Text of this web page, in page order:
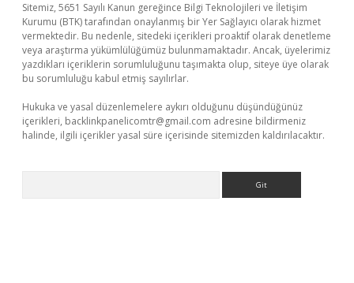
Sitemiz, 5651 Sayılı Kanun gereğince Bilgi Teknolojileri ve İletişim
Kurumu (BTK) tarafından onaylanmış bir Yer Sağlayıcı olarak hizmet
vermektedir. Bu nedenle, sitedeki içerikleri proaktif olarak denetleme
veya araştırma yükümlülüğümüz bulunmamaktadır. Ancak, üyelerimiz
yazdıkları içeriklerin sorumluluğunu taşımakta olup, siteye üye olarak
bu sorumluluğu kabul etmiş sayılırlar.
Hukuka ve yasal düzenlemelere aykırı olduğunu düşündüğünüz
içerikleri, backlinkpanelicomtr@gmail.com adresine bildirmeniz
halinde, ilgili içerikler yasal süre içerisinde sitemizden kaldırılacaktır.